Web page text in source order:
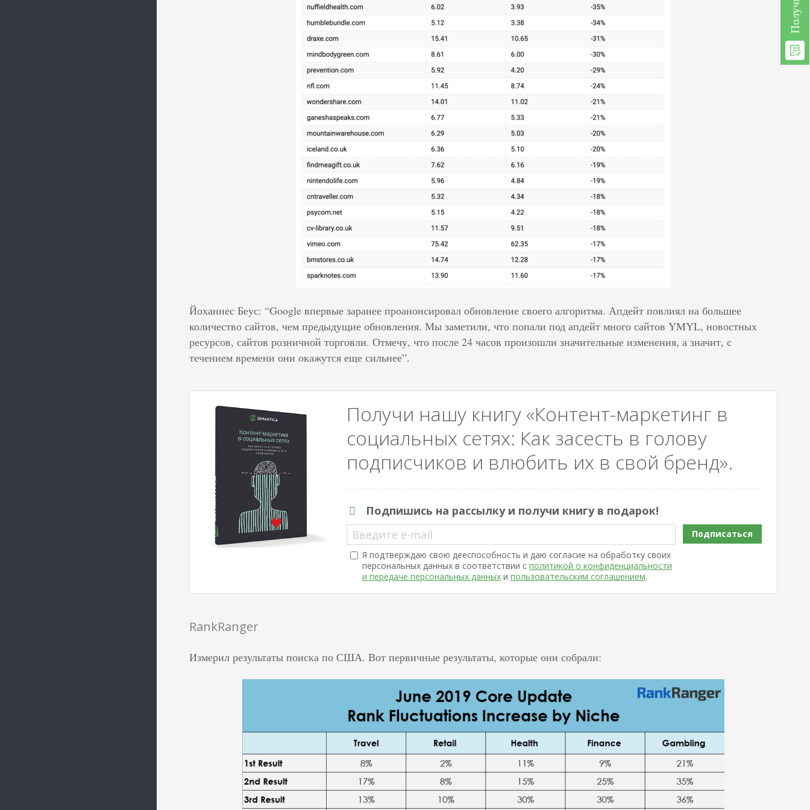
Йоханнес Беус: “Google впервые заранее проанонсировал обновление своего алгоритма. Апдейт повлиял на большее
количество сайтов, чем предыдущие обновления. Мы заметили, что попали под апдейт много сайтов YMYL, новостных
ресурсов, сайтов розничной торговли. Отмечу, что после 24 часов произошли значительные изменения, а значит, с
течением времени они окажутся еще сильнее”.
Получи нашу книгу «Контент-маркетинг в
социальных сетях: Как засесть в голову
подписчиков и влюбить их в свой бренд».
Подпишись на рассылку и получи книгу в подарок!
Введите e-mail
Я подтверждаю свою дееспособность и даю согласие на обработку своих
персональных данных в соответствии сполитикой о конфиденциальности
и передаче персональных данных ипользовательским соглашением.
Подписаться
RankRanger
Измерил результаты поиска по США. Вот первичные результаты, которые они собрали: